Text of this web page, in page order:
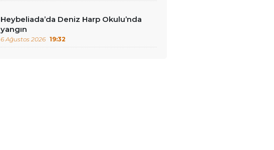
Heybeliada’da Deniz Harp Okulu’nda
yangın
6 Ağustos 2026 19:32